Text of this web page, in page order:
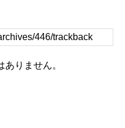
りません。